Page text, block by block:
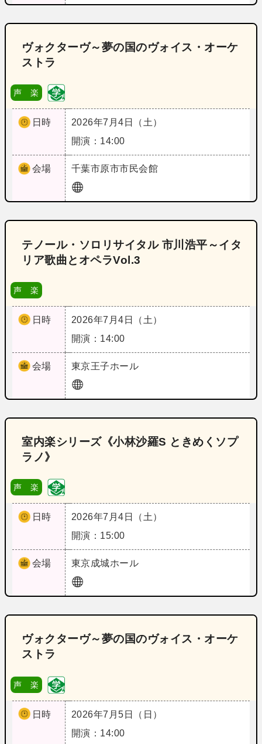
ヴォクターヴ～夢の国のヴォイス・オーケ
ストラ
声 楽
日時
2026年7月4日（土）
開演：14:00
会場 千葉市原市市民会館
テノール・ソロリサイタル 市川浩平～イタ
リア歌曲とオペラVol.3
声 楽
日時
2026年7月4日（土）
開演：14:00
会場 東京王子ホール
室内楽シリーズ《小林沙羅S ときめくソプ
ラノ》
声 楽
日時
2026年7月4日（土）
開演：15:00
会場 東京成城ホール
ヴォクターヴ～夢の国のヴォイス・オーケ
ストラ
声 楽
日時
2026年7月5日（日）
開演：14:00